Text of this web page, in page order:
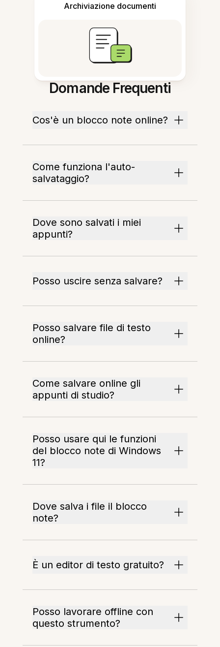
Archiviazione documenti
Domande Frequenti
Cos'è un blocco note online?
Come funziona l'auto-
salvataggio?
Dove sono salvati i miei
appunti?
Posso uscire senza salvare?
Posso salvare file di testo
online?
Come salvare online gli
appunti di studio?
Posso usare qui le funzioni
del blocco note di Windows
11?
Dove salva i file il blocco
note?
È un editor di testo gratuito?
Posso lavorare offline con
questo strumento?